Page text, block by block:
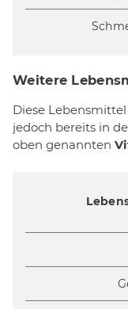
Weitere
Diese
jedoch bereits in
oben genannten